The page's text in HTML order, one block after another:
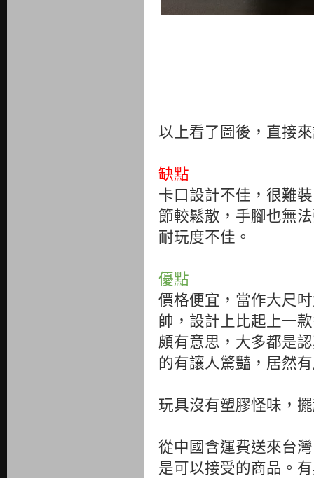
以上看了圖後，直接
缺點
卡口設計不佳，很難
節較鬆散，手腳也無
耐玩度不佳。
優點
價格便宜，當作大尺
帥，設計上比起上一
頗有意思，大多都是
的有讓人驚豔，居然
玩具沒有塑膠怪味，
從中國含運費送來台
是可以接受的商品。